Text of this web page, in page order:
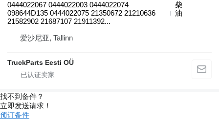
0444022067 0444022003 0444022074
098644D135 0444022075 21350672 21210636
21582902 21687107 21911392...
柴
油
爱沙尼亚, Tallinn
TruckParts Eesti OÜ
找不到备件？
立即发送请求！
预订备件